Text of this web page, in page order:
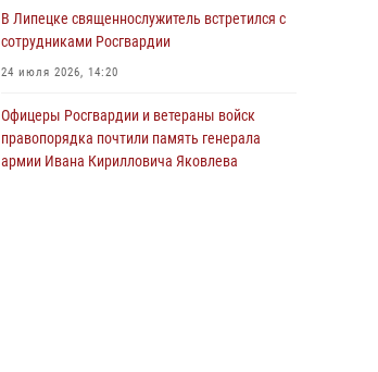
Росгвардия обеспечила охрану порядка во
время проведения фестивалей в Липецке
В Липецке священнослужитель встретился с
сотрудниками Росгвардии
24 июля 2026, 14:20
Офицеры Росгвардии и ветераны войск
правопорядка почтили память генерала
армии Ивана Кирилловича Яковлева